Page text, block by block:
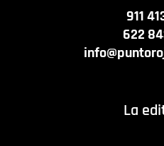
911
622
La